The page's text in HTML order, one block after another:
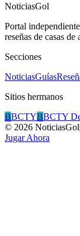
NoticiasGol
Portal
reseñas de casas
Secciones
NoticiasGuías
Sitios hermanos
BBCTYBBCTY
© 2026 NoticiasGol
Jugar Ahora